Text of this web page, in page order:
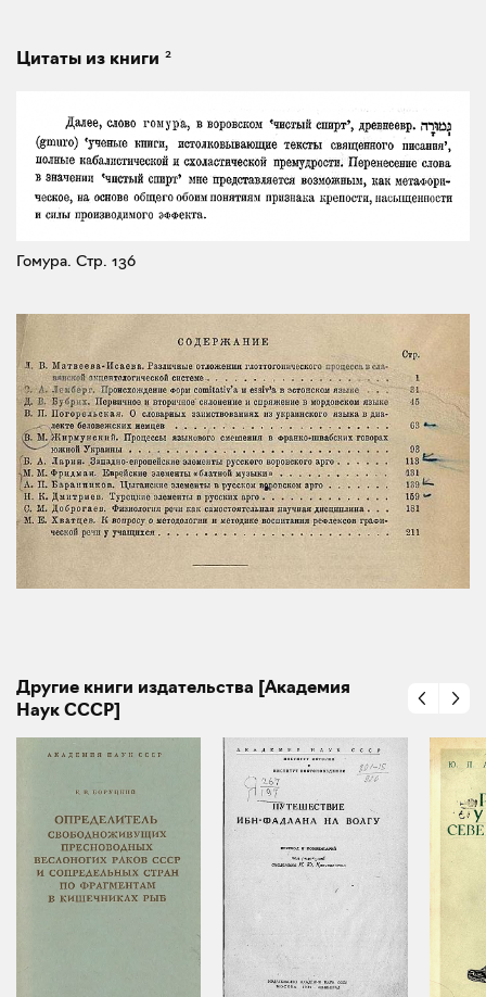
Цитаты из книги 2
Гомура. Стр. 136
Другие книги издательства [Академия
Наук СССР]